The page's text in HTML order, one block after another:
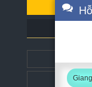
Đặt liên